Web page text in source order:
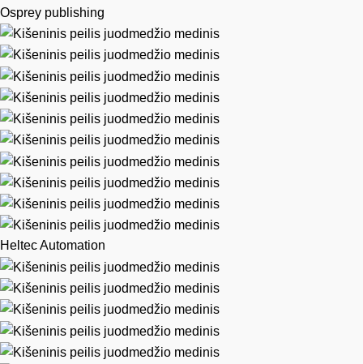
Osprey publishing
Heltec Automation